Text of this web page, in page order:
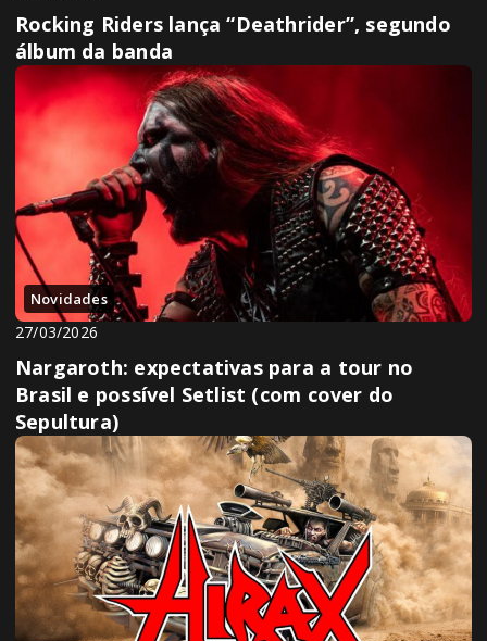
Rocking Riders lança “Deathrider”, segundo
álbum da banda
Novidades
27/03/2026
Nargaroth: expectativas para a tour no
Brasil e possível Setlist (com cover do
Sepultura)